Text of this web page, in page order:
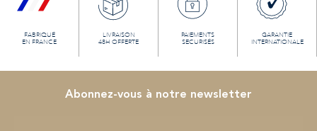
FABRIQUÉ
EN FRANCE
LIVRAISON
48H OFFERTE
PAIEMENTS
SECURISÉS
GARANTIE
INTERNATIONALE
Abonnez-vous à notre newsletter